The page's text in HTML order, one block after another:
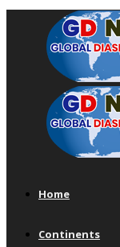
Home
Continents